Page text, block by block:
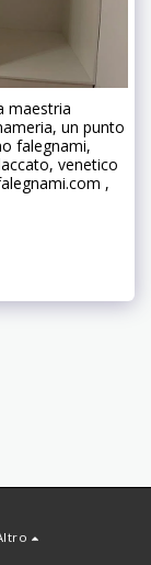
maestria
un punto
falegnami,
venetico
,